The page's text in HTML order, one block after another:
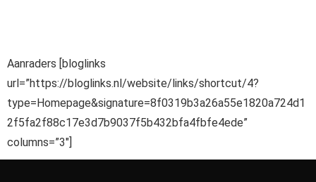
Aanraders [bloglinks
url=”https://bloglinks.nl/website/links/shortcut/4?
type=Homepage&signature=8f0319b3a26a55e1820a724d1
2f5fa2f88c17e3d7b9037f5b432bfa4fbfe4ede”
columns=”3″]